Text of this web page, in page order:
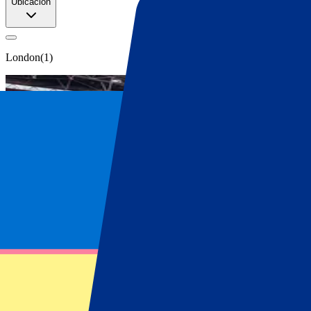
London(1)
Carabao Cup
Compra tus entradas de Carabao Cup en
A continuación, encontrarás información sobre nuestras entradas o